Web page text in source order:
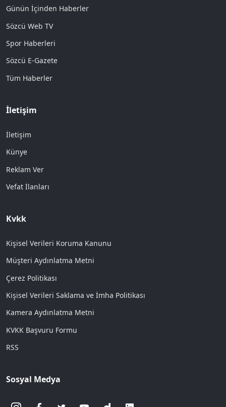
Günün İçinden Haberler
Sözcü Web TV
Spor Haberleri
Sözcü E-Gazete
Tüm Haberler
İletişim
İletişim
Künye
Reklam Ver
Vefat İlanları
Kvkk
Kişisel Verileri Koruma Kanunu
Müşteri Aydınlatma Metni
Çerez Politikası
Kişisel Verileri Saklama ve İmha Politikası
Kamera Aydınlatma Metni
KVKK Başvuru Formu
RSS
Sosyal Medya